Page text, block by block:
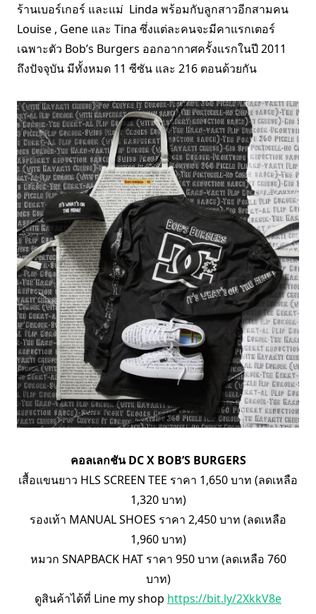
ร้านเบอร์เกอร์ และแม่ Linda พร้อมกับลูกสาวอีกสามคน
Louise , Gene และ Tina ซึ่งแต่ละคนจะมีคาแรกเตอร์
เฉพาะตัว Bob’s Burgers ออกอากาศครั้งแรกในปี 2011
ถึงปัจจุบัน มีทั้งหมด 11 ซีซัน และ 216 ตอนด้วยกัน
คอลเลกชัน DC X BOB’S BURGERS
เสื้อแขนยาว HLS SCREEN TEE ราคา 1,650 บาท (ลดเหลือ
1,320 บาท)
รองเท้า MANUAL SHOES ราคา 2,450 บาท (ลดเหลือ
1,960 บาท)
หมวก SNAPBACK HAT ราคา 950 บาท (ลดเหลือ 760
บาท)
ดูสินค้าได้ที่ Line my shop https://bit.ly/2XkkV8e